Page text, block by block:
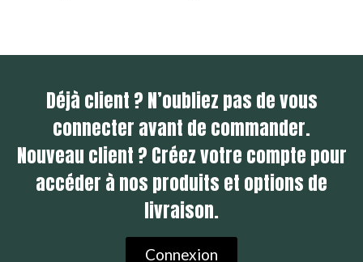
Déjà client ? N’oubliez pas de vous
connecter avant de commander.
Nouveau client ? Créez votre compte pour
accéder à nos produits et options de
livraison.
Connexion